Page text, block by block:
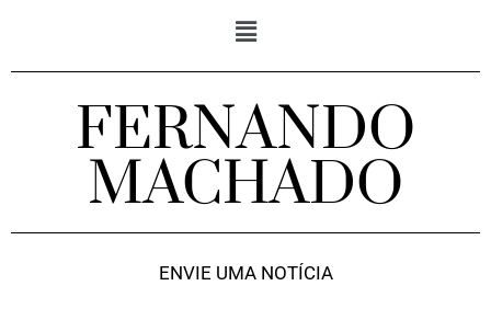
FERNANDO
MACHADO
ENVIE UMA NOTÍCIA